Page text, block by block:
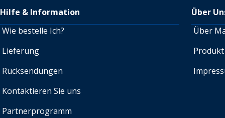
Hilfe & Information
Wie bestelle Ich?
Lieferung
Rücksendungen
Kontaktieren Sie uns
Partnerprogramm
Über
Über